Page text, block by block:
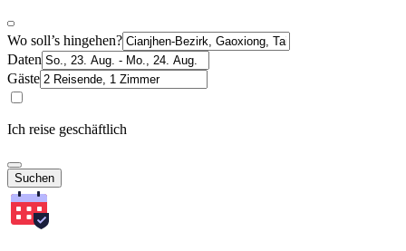
Wo soll’s hingehen?
Daten
Gäste
Ich reise geschäftlich
Suchen